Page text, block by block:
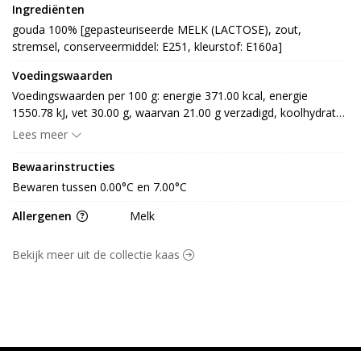
Ingrediënten
gouda 100% [gepasteuriseerde MELK (LACTOSE), zout,
stremsel, conserveermiddel: E251, kleurstof: E160a]
Voedingswaarden
Voedingswaarden per 100 g: energie 371.00 kcal, energie
1550.78 kJ, vet 30.00 g, waarvan 21.00 g verzadigd, koolhydraten
0.00 g, waarvan 0.00 g suiker, eiwit 23.00 g, vezel 0.00 g en 1.95
Lees meer
Bewaarinstructies
Bewaren tussen 0.00°C en 7.00°C
Allergenen
Melk
Bekijk meer uit de collectie kaas